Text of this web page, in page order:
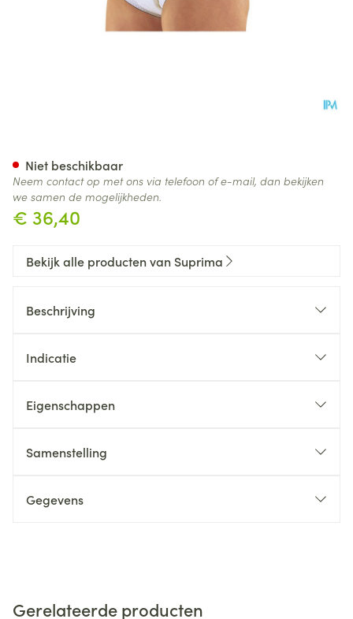
€ 36,40
Niet beschikbaar
Neem contact op met ons via telefoon of e-mail, dan bekijken
we samen de mogelijkheden.
Bekijk alle producten van Suprima
Beschrijving
Indicatie
Eigenschappen
Samenstelling
Gegevens
Gerelateerde producten